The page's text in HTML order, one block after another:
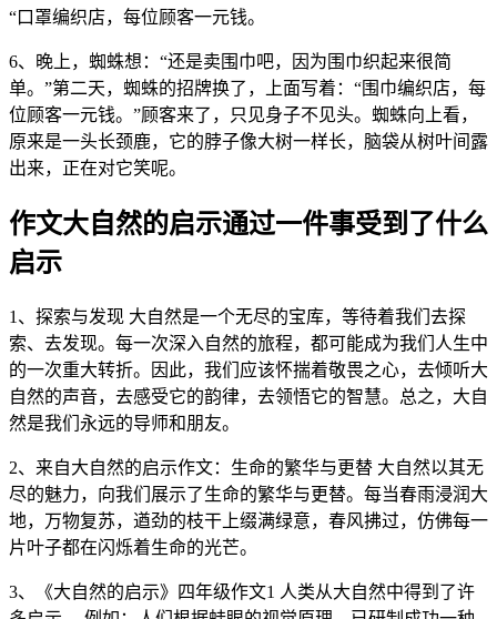
“口罩编织店，每位顾客一元钱。
6、晚上，蜘蛛想：“还是卖围巾吧，因为围巾织起来很简
单。”第二天，蜘蛛的招牌换了，上面写着：“围巾编织店，每
位顾客一元钱。”顾客来了，只见身子不见头。蜘蛛向上看，
原来是一头长颈鹿，它的脖子像大树一样长，脑袋从树叶间露
出来，正在对它笑呢。
作文大自然的启示通过一件事受到了什么
启示
1、探索与发现 大自然是一个无尽的宝库，等待着我们去探
索、去发现。每一次深入自然的旅程，都可能成为我们人生中
的一次重大转折。因此，我们应该怀揣着敬畏之心，去倾听大
自然的声音，去感受它的韵律，去领悟它的智慧。总之，大自
然是我们永远的导师和朋友。
2、来自大自然的启示作文：生命的繁华与更替 大自然以其无
尽的魅力，向我们展示了生命的繁华与更替。每当春雨浸润大
地，万物复苏，遒劲的枝干上缀满绿意，春风拂过，仿佛每一
片叶子都在闪烁着生命的光芒。
3、《大自然的启示》四年级作文1 人类从大自然中得到了许